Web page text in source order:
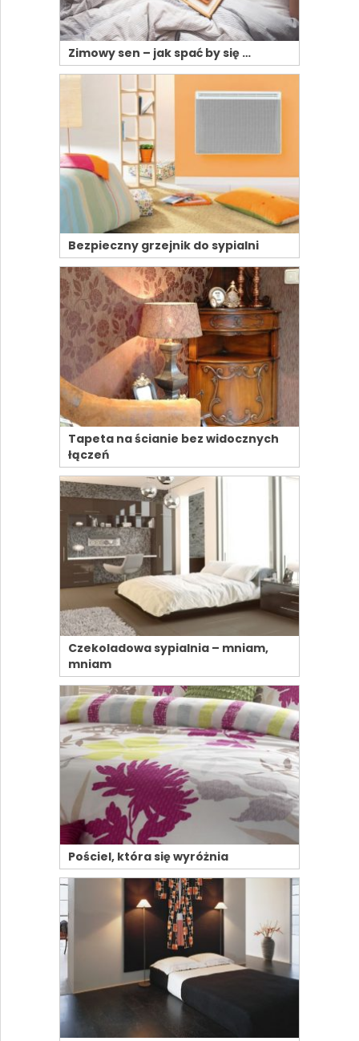
Zimowy sen – jak spać by się …
Bezpieczny grzejnik do sypialni
Tapeta na ścianie bez widocznych
łączeń
Czekoladowa sypialnia – mniam,
mniam
Pościel, która się wyróżnia